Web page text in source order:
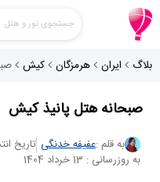
جستجوی تور و هتل
بلاگ ایران هرمزگان کیش
صبحانه هتل پانیذ کیش
به قلم :عفیفه خدنگی تاریخ انتشار : 3
به روزرسانی : 13 خرداد 1404